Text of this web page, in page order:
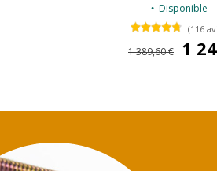
Disponible
(116
1 389,60 € 1